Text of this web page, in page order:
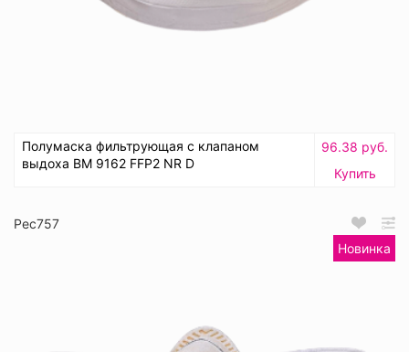
Полумаска фильтрующая с клапаном
выдоха ВМ 9162 FFP2 NR D
96.38 руб.
Купить
Рес757
Новинка